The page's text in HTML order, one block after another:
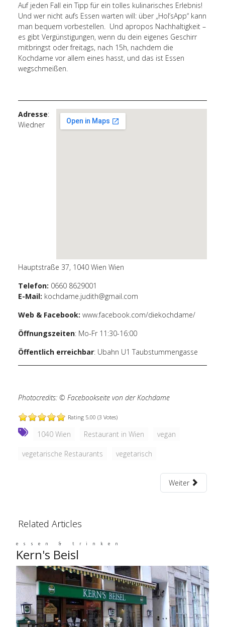
Auf jeden Fall ein Tipp für ein tolles kulinarisches Erlebnis!
Und wer nicht aufs Essen warten will: über „Hol’sApp“ kann
man bequem vorbestellen. Und apropos Nachhaltigkeit –
es gibt Vergünstigungen, wenn du dein eigenes Geschirr
mitbringst oder freitags, nach 15h, nachdem die
Kochdame vor allem eines hasst, und das ist Essen
wegschmeißen.
Adresse:
Wiedner
Hauptstraße 37, 1040 Wien Wien
Telefon: 0660 8629001
E-Mail: kochdame.judith@gmail.com
Web & Facebook: www.facebook.com/diekochdame/
Öffnungszeiten: Mo-Fr 11:30-16:00
Öffentlich erreichbar: Ubahn U1 Taubstummengasse
Photocredits: ©Facebookseite von der Kochdame
Rating 5.00 (3 Votes)
1040 Wien Restaurant in Wien vegan
vegetarische Restaurants vegetarisch
Weiter
Related Articles
essen & trinken
Kern's Beisl